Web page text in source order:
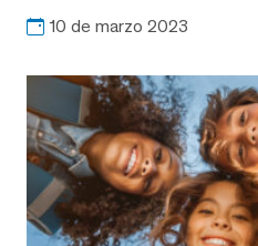
10 de marzo 2023